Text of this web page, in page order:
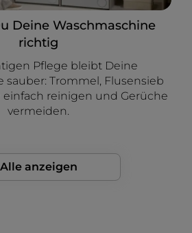
Deine Waschmaschine
richtig
Pflege bleibt Deine
sauber: Trommel, Flusensieb
reinigen und Gerüche
vermeiden.
Alle anzeigen